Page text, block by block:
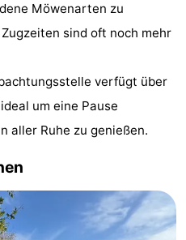
Möwenarten zu
sind oft noch mehr
verfügt über
um eine Pause
aller Ruhe zu genießen.